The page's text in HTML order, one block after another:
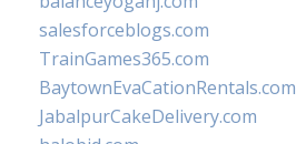
salesforceblogs.com
TrainGames365.com
BaytownEvaCationRentals.com
JabalpurCakeDelivery.com